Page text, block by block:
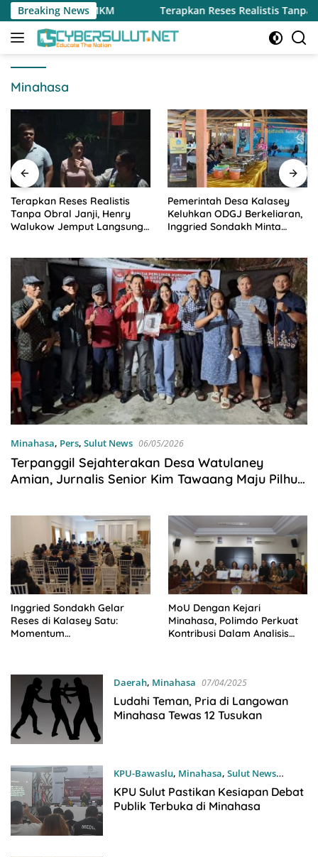
Langsung
ke
konten
Breaking NewsTerapkan Reses Realistis Tanpa Obral Janji,
Minahasa
Terapkan Reses Realistis
Tanpa Obral Janji, Henry
Walukow Jemput Langsung
Pemerintah Desa Kalasey
Keluhkan ODGJ Berkeliaran,
Inggried Sondakh Minta
Minahasa, Pers, Sulut News 06/05/2026
Terpanggil Sejahterakan Desa Watulaney
Amian, Jurnalis Senior Kim Tawaang Maju Pilhut
Inggried Sondakh Gelar
Reses di Kalasey Satu:
Momentum
MoU Dengan Kejari
Minahasa, Polimdo Perkuat
Kontribusi Dalam Analisis
Daerah, Minahasa 07/04/2025
Ludahi Teman, Pria di Langowan
Minahasa Tewas 12 Tusukan
KPU-Bawaslu, Minahasa, Sulut News
23/10/2024
KPU Sulut Pastikan Kesiapan Debat
Publik Terbuka di Minahasa